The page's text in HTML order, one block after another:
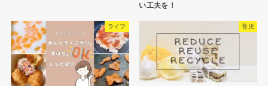
い工夫を！
ライフ 育児